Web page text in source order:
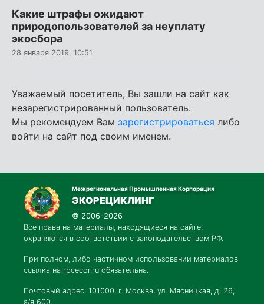
Какие штрафы ожидают
природопользователей за неуплату
экосбора
28 января 2019, 10:51
Уважаемый посетитель, Вы зашли на сайт как
незарегистрированный пользователь.
Мы рекомендуем Вам зарегистрироваться либо
войти на сайт под своим именем.
Межрегиональная Промышленная Корпорация
ЭКОРЕЦИКЛИНГ
© 2006-2026
Все права на материалы, находящиеся на сайте,
охраняются в соответствии с законодательством РФ.
При полном, либо частичном использовании материалов
ссылка на rpcecor.ru обязательна.
Почтовый адрес: 101000, г. Москва, ул. Мясницкая, д. 26,
а/я 600.